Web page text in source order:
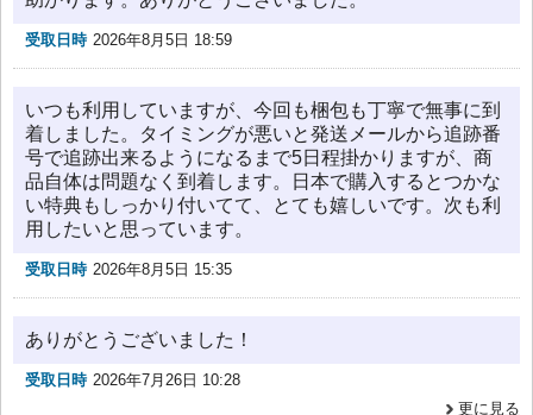
受取日時 2026年8月5日 18:59
いつも利用していますが、今回も梱包も丁寧で無事に到
着しました。タイミングが悪いと発送メールから追跡番
号で追跡出来るようになるまで5日程掛かりますが、商
品自体は問題なく到着します。日本で購入するとつかな
い特典もしっかり付いてて、とても嬉しいです。次も利
用したいと思っています。
受取日時 2026年8月5日 15:35
ありがとうございました！
受取日時 2026年7月26日 10:28
更に見る